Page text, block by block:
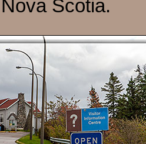
Scotia.